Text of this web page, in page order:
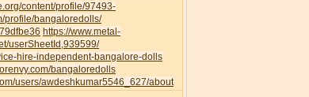
content/profile/97493-
profile/bangaloredolls/
https://www.metal-
userSheetId,939599/
hire-independent-bangalore-dolls
bangaloredolls
users/awdeshkumar5546_627/about